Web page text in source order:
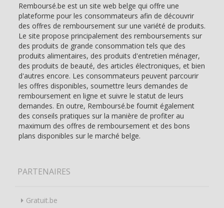
Remboursé.be est un site web belge qui offre une
plateforme pour les consommateurs afin de découvrir
des offres de remboursement sur une variété de produits.
Le site propose principalement des remboursements sur
des produits de grande consommation tels que des
produits alimentaires, des produits d'entretien ménager,
des produits de beauté, des articles électroniques, et bien
d'autres encore. Les consommateurs peuvent parcourir
les offres disponibles, soumettre leurs demandes de
remboursement en ligne et suivre le statut de leurs
demandes. En outre, Remboursé.be fournit également
des conseils pratiques sur la manière de profiter au
maximum des offres de remboursement et des bons
plans disponibles sur le marché belge.
PARTENAIRES
Gratuit.be